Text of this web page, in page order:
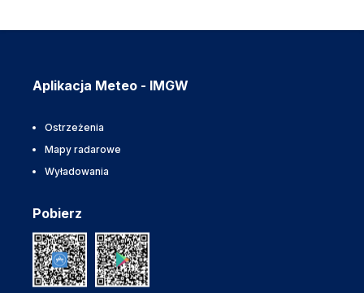
Aplikacja Meteo - IMGW
Ostrzeżenia
Mapy radarowe
Wyładowania
Pobierz